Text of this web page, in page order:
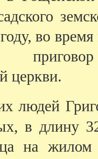
во
церкви.
людей
в длину
на